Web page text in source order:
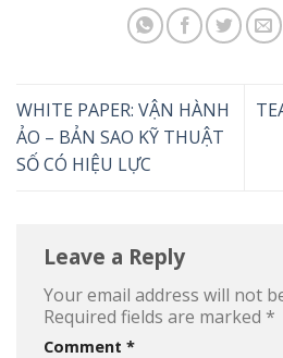
WHITE PAPER: VẬN HÀNH
ẢO – BẢN SAO KỸ THUẬT
SỐ CÓ HIỆU LỰC
Leave a Reply
Your email address will not
Required fields are marked *
Comment *